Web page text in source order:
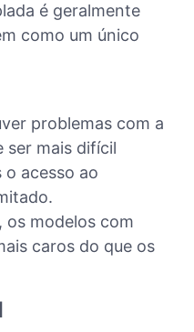
é geralmente
como um único
problemas com a
ser mais difícil
o acesso ao
os modelos com
caros do que os